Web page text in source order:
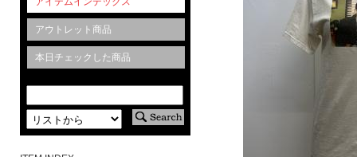
アウトレット商品
本日チェックした商品